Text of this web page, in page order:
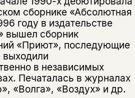
сборнике «Абсолютная
году в издательстве
вышел сборник
«Приют», последующие
выходили
в независимых
Печаталась в журналах
«Волга», «Воздух» и др.